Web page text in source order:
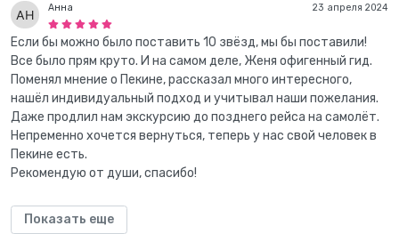
23 апреля 2024
Анна
Если бы можно было поставить 10 звёзд, мы бы поставили!
Все было прям круто. И на самом деле, Женя офигенный гид.
Поменял мнение о Пекине, рассказал много интересного,
нашёл индивидуальный подход и учитывал наши пожелания.
Даже продлил нам экскурсию до позднего рейса на самолёт.
Непременно хочется вернуться, теперь у нас свой человек в
Пекине есть.
Рекомендую от души, спасибо!
Показать еще